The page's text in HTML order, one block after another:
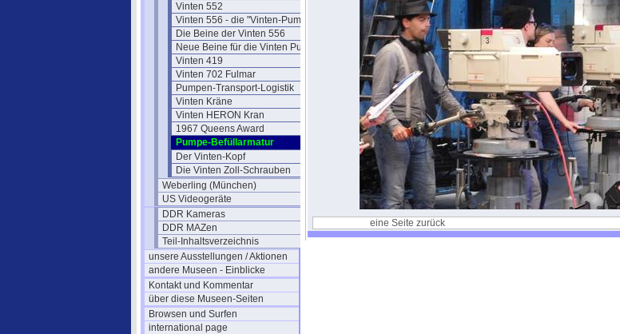
Vinten 552
Vinten 556 - die "Vinten-Pumpe"
Die Beine der Vinten 556
Neue Beine für die Vinten Pumpen
Vinten 419
Vinten 702 Fulmar
Pumpen-Transport-Logistik
Vinten Kräne
Vinten HERON Kran
1967 Queens Award
Pumpe-Befüllarmatur
Der Vinten-Kopf
Die Vinten Zoll-Schrauben
Weberling (München)
US Videogeräte
DDR Kameras
DDR MAZen
Teil-Inhaltsverzeichnis
unsere Ausstellungen / Aktionen
andere Museen - Einblicke
Kontakt und Kommentar
über diese Museen-Seiten
Browsen und Surfen
international page
eine Seite zurück